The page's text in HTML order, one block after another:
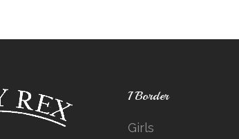
I Border
Girls